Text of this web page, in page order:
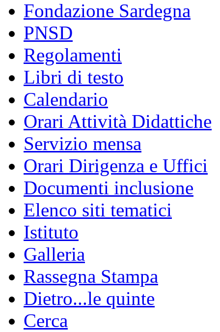
Fondazione Sardegna
PNSD
Regolamenti
Libri di testo
Calendario
Orari Attività Didattiche
Servizio mensa
Orari Dirigenza e Uffici
Documenti inclusione
Elenco siti tematici
Istituto
Galleria
Rassegna Stampa
Dietro...le quinte
Cerca